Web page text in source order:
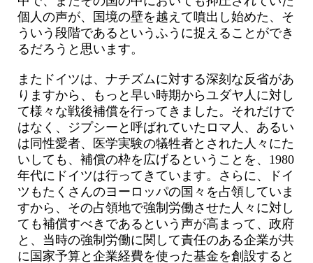
個人の声が、国境の壁を越えて噴出し始めた、そ
ういう段階であるというふうに捉えることができ
るだろうと思います。
またドイツは、ナチズムに対する深刻な反省があ
りますから、もっと早い時期からユダヤ人に対し
て様々な戦後補償を行ってきました。それだけで
はなく、ジプシーと呼ばれていたロマ人、あるい
は同性愛者、医学実験の犠牲者とされた人々にた
いしても、補償の枠を広げるということを、1980
年代にドイツは行ってきています。さらに、ドイ
ツもたくさんのヨーロッパの国々を占領していま
すから、その占領地で強制労働させた人々に対し
ても補償すべきであるという声が高まって、政府
と、当時の強制労働に関して責任のある企業が共
に国家予算と企業経費を使った基金を創設すると